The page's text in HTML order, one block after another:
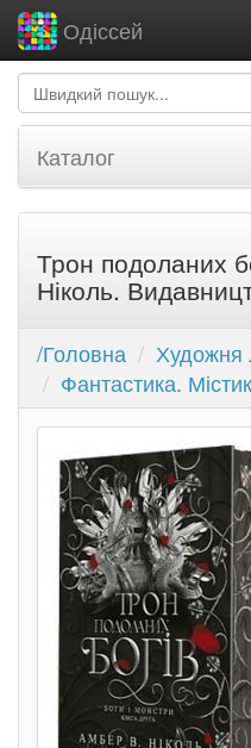
Одіссей
Каталог
Трон подоланих
Ніколь.
/Головна
Художня
Фантастика.